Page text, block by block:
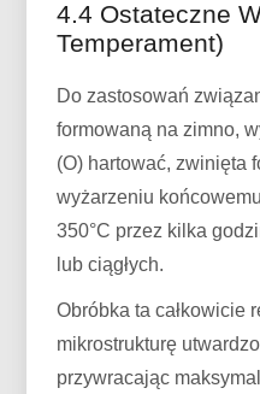
4.4 Ostateczne
Temperament)
Do zastosowań
formowaną na zimno,
(O) hartować, zwinięta
wyżarzeniu
350°C przez kilka
lub ciągłych.
Obróbka ta całkowicie
mikrostrukturę
przywracając